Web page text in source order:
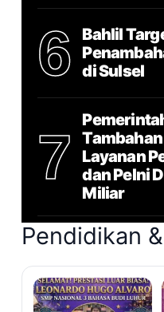
6
Bahlil
di Sulsel
7
Layanan
dan Pelni
Miliar
Pendidikan